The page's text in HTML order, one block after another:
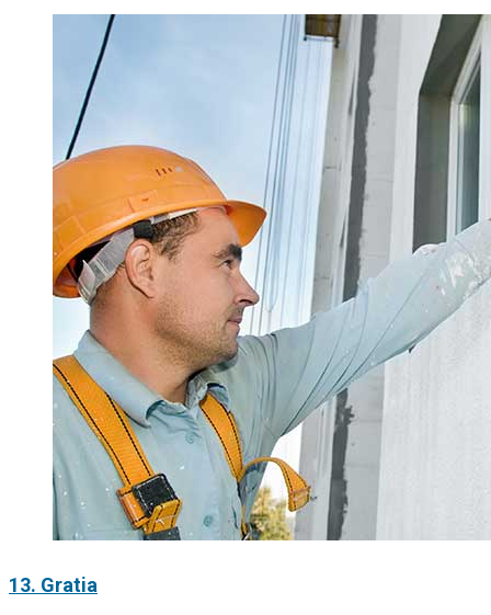
13. Gratia